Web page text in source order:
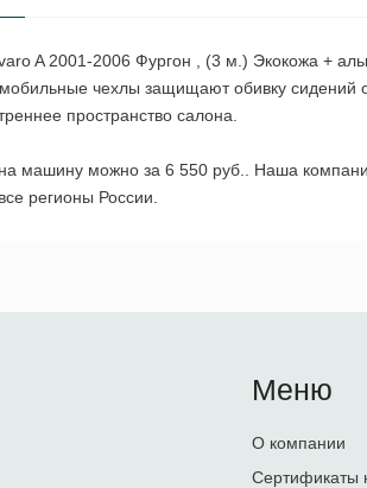
A 2001-2006 Фургон , (3 м.) Экокожа +
чехлы защищают обивку сидений
пространство салона.
машину можно за 6 550 руб.. Наша
регионы России.
Меню
О компании
Сертификаты